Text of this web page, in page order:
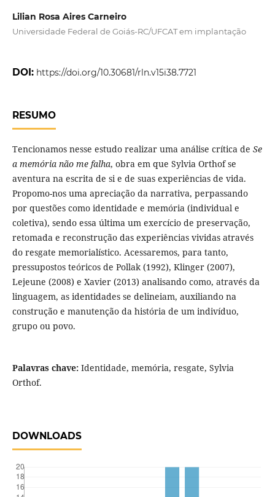
Lilian Rosa Aires Carneiro
Universidade Federal de Goiás-RC/UFCAT em implantação
DOI: https://doi.org/10.30681/rln.v15i38.7721
RESUMO
Tencionamos nesse estudo realizar uma análise crítica de Se
a memória não me falha, obra em que Sylvia Orthof se
aventura na escrita de si e de suas experiências de vida.
Propomo-nos uma apreciação da narrativa, perpassando
por questões como identidade e memória (individual e
coletiva), sendo essa última um exercício de preservação,
retomada e reconstrução das experiências vividas através
do resgate memorialístico. Acessaremos, para tanto,
pressupostos teóricos de Pollak (1992), Klinger (2007),
Lejeune (2008) e Xavier (2013) analisando como, através da
linguagem, as identidades se delineiam, auxiliando na
construção e manutenção da história de um indivíduo,
grupo ou povo.
Palavras chave: Identidade, memória, resgate, Sylvia
Orthof.
DOWNLOADS